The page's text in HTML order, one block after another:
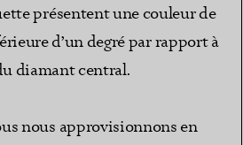
présentent une couleur de
d’un degré par rapport à
diamant central.
nous approvisionnons en